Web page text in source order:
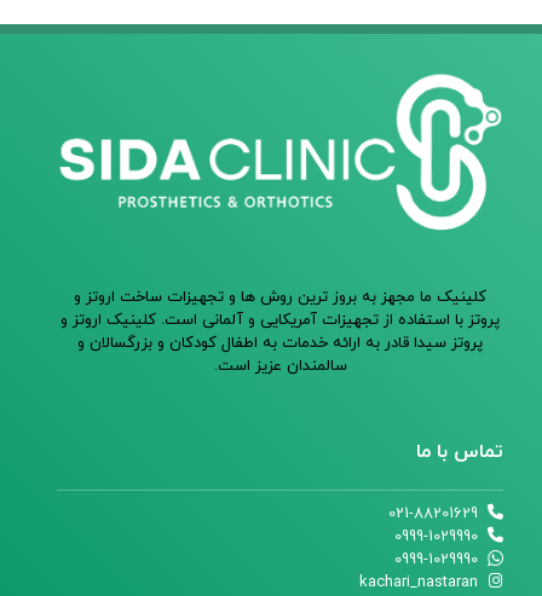
کلینیک ما مجهز به بروز ترین روش ها و تجهیزات ساخت اروتز و
پروتز با استفاده از تجهیزات آمریکایی و آلمانی است. کلینیک اروتز و
پروتز سیدا قادر به ارائه خدمات به اطفال کودکان و بزرگسالان و
سالمندان عزیز است.
تماس با ما
021-88201629
0999-1029990
0999-1029990
kachari_nastaran